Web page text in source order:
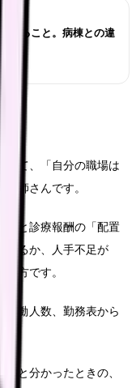
すること。病棟との違
いて、「自分の職場は
師さんです。
」と診療報酬の「配置
いるか、人手不足が
方です。
実働人数、勤務表から
だと分かったときの、